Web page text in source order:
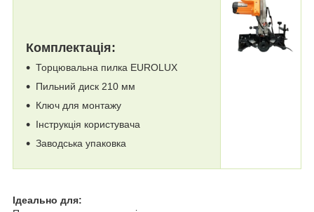
Комплектація:
Торцювальна пилка EUROLUX
Пильний диск 210 мм
Ключ для монтажу
Інструкція користувача
Заводська упаковка
Ідеально для: